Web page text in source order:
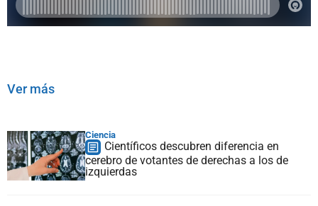
Ver más
Ciencia
Científicos descubren diferencia en
cerebro de votantes de derechas a los de
izquierdas